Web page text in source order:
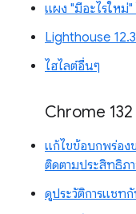
แผง "มีอะไรใหม่"
Lighthouse
ไฮไลต์อื่นๆ
Chrome 132
แก้ไขข้อบกพร่อง
ติดตามประสิทธิภ
ดูประวัติการแชท